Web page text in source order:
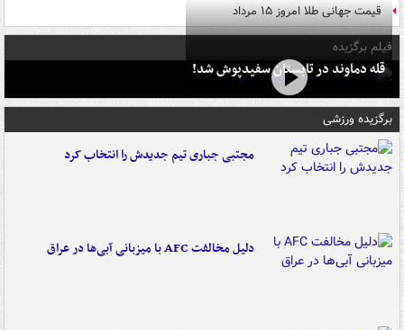
قیمت جهانی طلا امروز ۱۵ مرداد
فیلم برگزیده
قله دماوند در تابستان سفیدپوش شد!
برگزیده ورزشی
مجتبی جباری تیم جدیدش را انتخاب کرد
دلیل مخالفت AFC با میزبانی آبی‌ها در عراق